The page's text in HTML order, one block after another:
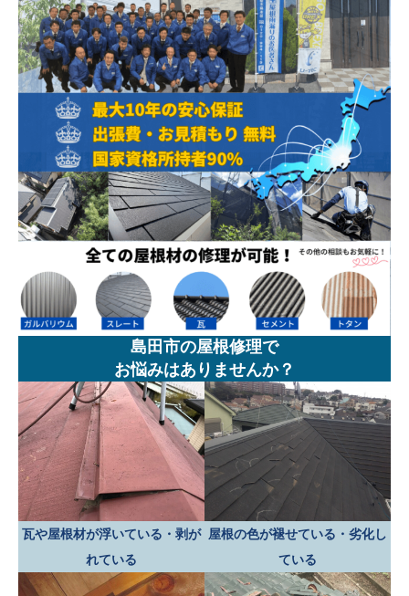
島田市の屋根修理で
お悩みはありませんか？
瓦や屋根材が浮いている・剥が
れている
屋根の色が褪せている・劣化し
ている